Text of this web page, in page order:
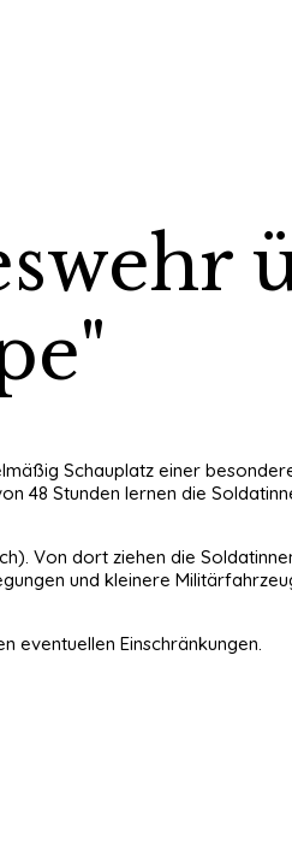
Schauplatz einer
48 Stunden lernen die
Von dort ziehen die
und kleinere
eventuellen Einschränkungen.